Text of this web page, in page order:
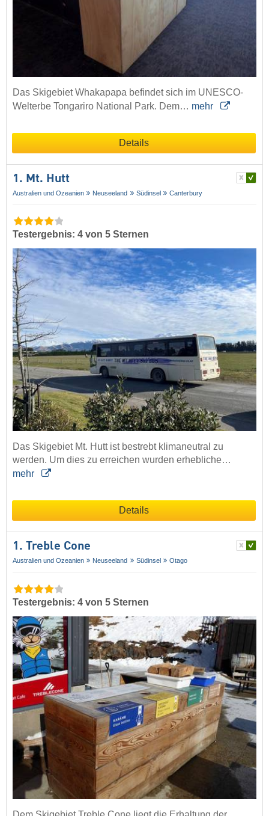
Das Skigebiet Whakapapa befindet sich im UNESCO-
Welterbe Tongariro National Park. Dem… mehr
Details
1. Mt. Hutt
Australien und Ozeanien Neuseeland Südinsel Canterbury
Testergebnis: 4 von 5 Sternen
Das Skigebiet Mt. Hutt ist bestrebt klimaneutral zu
werden. Um dies zu erreichen wurden erhebliche…
mehr
Details
1. Treble Cone
Australien und Ozeanien Neuseeland Südinsel Otago
Testergebnis: 4 von 5 Sternen